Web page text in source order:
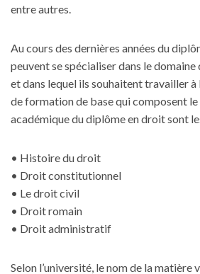
entre autres.
Au cours des dernières années du
peuvent se spécialiser dans le domaine
et dans lequel ils souhaitent travailler à
de formation de base qui composent
académique du diplôme en droit sont
• Histoire du droit
• Droit constitutionnel
• Le droit civil
• Droit romain
• Droit administratif
Selon l’université, le nom de la matière